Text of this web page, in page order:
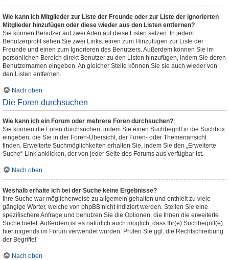
Wie kann ich Mitglieder zur Liste der Freunde oder zur Liste der ignorierten
Mitglieder hinzufügen oder diese wieder aus den Listen entfernen?
Sie können Benutzer auf zwei Arten auf diese Listen setzen: In jedem
Benutzerprofil sehen Sie zwei Links: einen zum Hinzufügen zur Liste der
Freunde und einen zum Ignorieren des Benutzers. Außerdem können Sie im
persönlichen Bereich direkt Benutzer zu den Listen hinzufügen, indem Sie deren
Benutzernamen eingeben. An gleicher Stelle können Sie sie auch wieder von
den Listen entfernen.
Nach oben
Die Foren durchsuchen
Wie kann ich ein Forum oder mehrere Foren durchsuchen?
Sie können die Foren durchsuchen, indem Sie einen Suchbegriff in die Suchbox
eingeben, die Sie in der Foren-Übersicht, der Foren- oder Themenansicht
finden. Erweiterte Suchmöglichkeiten erhalten Sie, indem Sie den „Erweiterte
Suche“-Link anklicken, der von jeder Seite des Forums aus verfügbar ist.
Nach oben
Weshalb erhalte ich bei der Suche keine Ergebnisse?
Ihre Suche war möglicherweise zu allgemein gehalten und enthielt zu viele
gängige Wörter, welche von phpBB nicht indiziert werden. Stellen Sie eine
spezifischere Anfrage und benutzen Sie die Optionen, die Ihnen die erweiterte
Suche bietet. Außerdem ist es natürlich auch möglich, dass Ihr(e) Suchbegriff(e)
hier nirgends im Forum verwendet wurden. Prüfen Sie ggf. die Rechtschreibung
der Begriffe!
Nach oben